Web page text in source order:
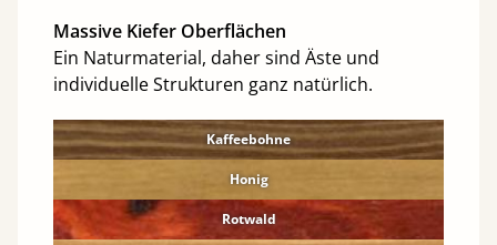
Massive Kiefer Oberflächen
Ein Naturmaterial, daher sind Äste und
individuelle Strukturen ganz natürlich.
Kaffeebohne
Honig
Rotwald